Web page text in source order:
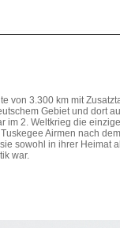
von 3.300 km mit
Gebiet und dort
2. Weltkrieg die
Airmen nach
sowohl in ihrer Heimat
war.